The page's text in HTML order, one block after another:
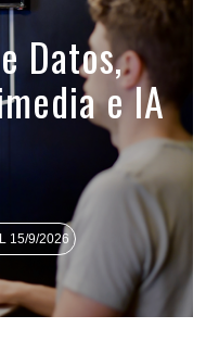
Datos,
e IA
15/9/2026